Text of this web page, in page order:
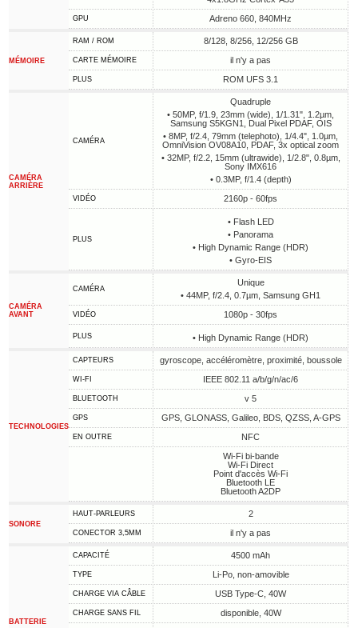
GPU Adreno 660, 840MHz
MÉMOIRE
RAM / ROM 8/128, 8/256, 12/256 GB
CARTE MÉMOIRE il n'y a pas
PLUS ROM UFS 3.1
CAMÉRA
ARRIÈRE
CAMÉRA
Quadruple
• 50MP, f/1.9, 23mm (wide), 1/1.31", 1.2µm,
Samsung S5KGN1, Dual Pixel PDAF, OIS
• 8MP, f/2.4, 79mm (telephoto), 1/4.4", 1.0µm,
OmniVision OV08A10, PDAF, 3x optical zoom
• 32MP, f/2.2, 15mm (ultrawide), 1/2.8", 0.8µm,
Sony IMX616
• 0.3MP, f/1.4 (depth)
VIDÉO 2160p - 60fps
PLUS
• Flash LED
• Panorama
• High Dynamic Range (HDR)
• Gyro-EIS
CAMÉRA
AVANT
CAMÉRA
Unique
• 44MP, f/2.4, 0.7µm, Samsung GH1
VIDÉO 1080p - 30fps
PLUS • High Dynamic Range (HDR)
TECHNOLOGIES
CAPTEURS gyroscope, accéléromètre, proximité, boussole
WI-FI IEEE 802.11 a/b/g/n/ac/6
BLUETOOTH v 5
GPS GPS, GLONASS, Galileo, BDS, QZSS, A-GPS
EN OUTRE
NFC
Wi-Fi bi-bande
Wi-Fi Direct
Point d'accès Wi-Fi
Bluetooth LE
Bluetooth A2DP
SONORE
HAUT-PARLEURS 2
CONECTOR 3,5MM il n'y a pas
BATTERIE
CAPACITÉ 4500 mAh
TYPE Li-Po, non-amovible
CHARGE VIA CÂBLE USB Type-C, 40W
CHARGE SANS FIL disponible, 40W